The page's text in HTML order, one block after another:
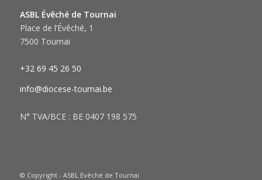
ASBL Évêché de Tournai
Place de l’Évêché, 1
7500 Tournai
+32 69 45 26 50
info@diocese-tournai.be
N° TVA/BCE : BE 0407 198 575
© Copyright - ASBL Evêché de Tournai